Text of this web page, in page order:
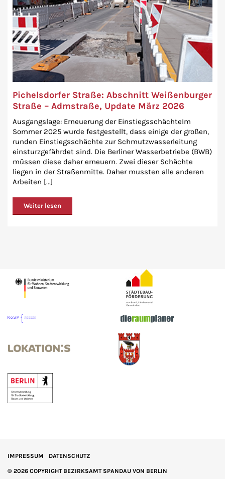
Pichelsdorfer Straße: Abschnitt Weißenburger
Straße – Admstraße, Update März 2026
Ausgangslage: Erneuerung der EinstiegsschächteIm
Sommer 2025 wurde festgestellt, dass einige der großen,
runden Einstiegsschächte zur Schmutzwasserleitung
einsturzgefährdet sind. Die Berliner Wasserbetriebe (BWB)
müssen diese daher erneuern. Zwei dieser Schächte
liegen in der Straßenmitte. Daher mussten alle anderen
Arbeiten [...]
Weiter lesen
IMPRESSUM DATENSCHUTZ
© 2026 COPYRIGHT BEZIRKSAMT SPANDAU VON BERLIN